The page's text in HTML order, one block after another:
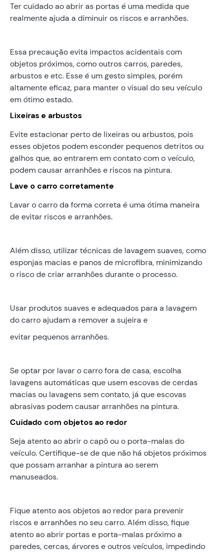
Ter cuidado ao abrir as portas é uma medida que
realmente ajuda a diminuir os riscos e arranhões.
Essa precaução evita impactos acidentais com
objetos próximos, como outros carros, paredes,
arbustos e etc. Esse é um gesto simples, porém
altamente eficaz, para manter o visual do seu veículo
em ótimo estado.
Lixeiras e arbustos
Evite estacionar perto de lixeiras ou arbustos, pois
esses objetos podem esconder pequenos detritos ou
galhos que, ao entrarem em contato com o veículo,
podem causar arranhões e riscos na pintura.
Lave o carro corretamente
Lavar o carro da forma correta é uma ótima maneira
de evitar riscos e arranhões.
Além disso, utilizar técnicas de lavagem suaves, como
esponjas macias e panos de microfibra, minimizando
o risco de criar arranhões durante o processo.
Usar produtos suaves e adequados para a lavagem
do carro ajudam a remover a sujeira e
evitar pequenos arranhões.
Se optar por lavar o carro fora de casa, escolha
lavagens automáticas que usem escovas de cerdas
macias ou lavagens sem contato, já que escovas
abrasivas podem causar arranhões na pintura.
Cuidado com objetos ao redor
Seja atento ao abrir o capô ou o porta-malas do
veículo. Certifique-se de que não há objetos próximos
que possam arranhar a pintura ao serem
manuseados.
Fique atento aos objetos ao redor para prevenir
riscos e arranhões no seu carro. Além disso, fique
atento ao abrir portas e porta-malas próximo a
paredes, cercas, árvores e outros veículos, impedindo